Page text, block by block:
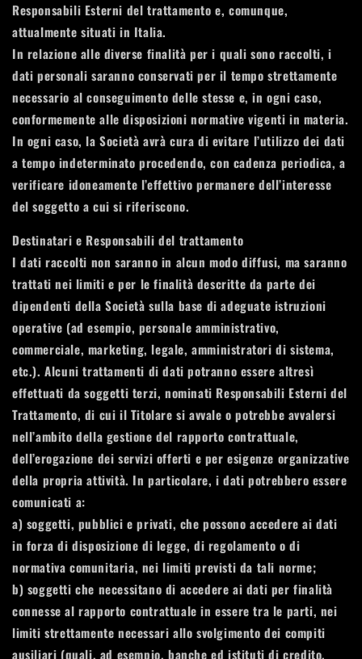
Responsabili Esterni del trattamento e, comunque,
attualmente situati in Italia.
In relazione alle diverse finalità per i quali sono raccolti, i
dati personali saranno conservati per il tempo strettamente
necessario al conseguimento delle stesse e, in ogni caso,
conformemente alle disposizioni normative vigenti in materia.
In ogni caso, la Società avrà cura di evitare l’utilizzo dei dati
a tempo indeterminato procedendo, con cadenza periodica, a
verificare idoneamente l’effettivo permanere dell’interesse
del soggetto a cui si riferiscono.
Destinatari e Responsabili del trattamento
I dati raccolti non saranno in alcun modo diffusi, ma saranno
trattati nei limiti e per le finalità descritte da parte dei
dipendenti della Società sulla base di adeguate istruzioni
operative (ad esempio, personale amministrativo,
commerciale, marketing, legale, amministratori di sistema,
etc.). Alcuni trattamenti di dati potranno essere altresì
effettuati da soggetti terzi, nominati Responsabili Esterni del
Trattamento, di cui il Titolare si avvale o potrebbe avvalersi
nell’ambito della gestione del rapporto contrattuale,
dell’erogazione dei servizi offerti e per esigenze organizzative
della propria attività. In particolare, i dati potrebbero essere
comunicati a:
a) soggetti, pubblici e privati, che possono accedere ai dati
in forza di disposizione di legge, di regolamento o di
normativa comunitaria, nei limiti previsti da tali norme;
b) soggetti che necessitano di accedere ai dati per finalità
connesse al rapporto contrattuale in essere tra le parti, nei
limiti strettamente necessari allo svolgimento dei compiti
ausiliari (quali, ad esempio, banche ed istituti di credito,